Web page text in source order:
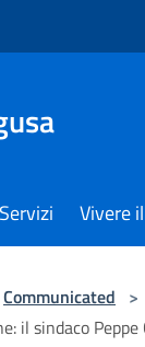
Servizi Vivere
Communicated >
il sindaco